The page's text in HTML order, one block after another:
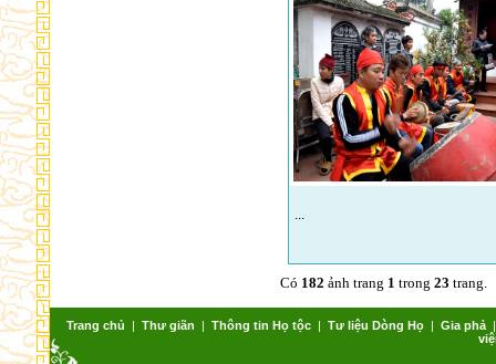
...
Có 182 ảnh trang 1 trong 23 trang.
Trang chủ | Thư giãn | Thông tin Họ tộc| Tư liệu Dòng Họ| Gia phả